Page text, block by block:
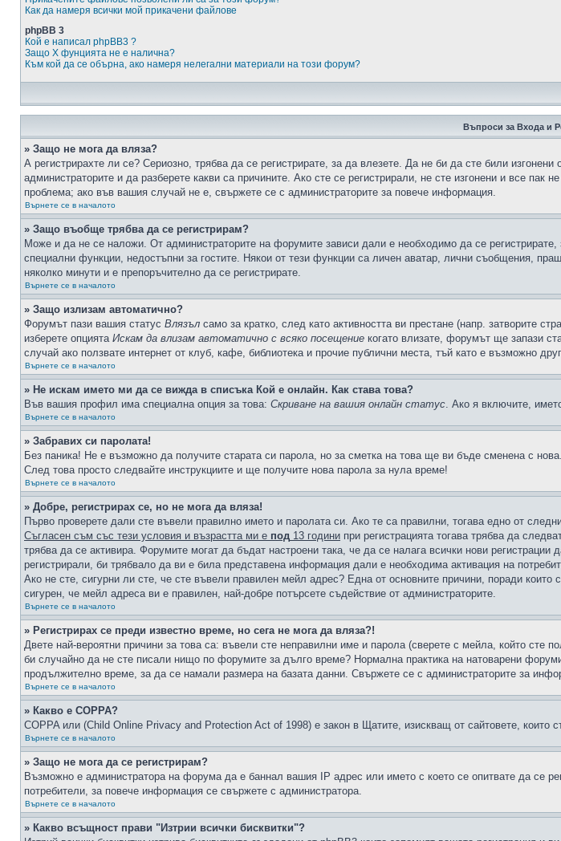
Как да намеря всички мой прикачени файлове
phpBB 3
Кой е написал phpBB3 ?
Защо X фунцията не е налична?
Към кой да се обърна, ако намеря нелегални материали на този форум?
Въпроси за Входа и
» Защо не мога да вляза?
А регистрирахте ли се? Сериозно, трябва да се регистрирате, за да влезете. Да не би да сте били
администраторите и да разберете какви са причините. Ако сте се регистрирали, не сте изгонени и все
проблема; ако във вашия случай не е, свържете се с администраторите за повече информация.
Върнете се в началото
» Защо въобще трябва да се регистрирам?
Може и да не се наложи. От администраторите на форумите зависи дали е необходимо да се
специални функции, недостъпни за гостите. Някои от тези функции са личен аватар, лични съобщения,
няколко минути и е препоръчително да се регистрирате.
Върнете се в началото
» Защо излизам автоматично?
Форумът пази вашия статус Влязъл само за кратко, след като активността ви престане (напр. затворите
изберете опцията Искам да влизам автоматично с всяко посещение когато влизате, форумът ще запази
случай ако ползвате интернет от клуб, кафе, библиотека и прочие публични места, тъй като е възможно
Върнете се в началото
» Не искам името ми да се вижда в списъка Кой е онлайн. Как става това?
Във вашия профил има специална опция за това: Скриване на вашия онлайн статус. Ако я включите,
Върнете се в началото
» Забравих си паролата!
Без паника! Не е възможно да получите старата си парола, но за сметка на това ще ви бъде сменена с
След това просто следвайте инструкциите и ще получите нова парола за нула време!
Върнете се в началото
» Добре, регистрирах се, но не мога да вляза!
Първо проверете дали сте въвели правилно името и паролата си. Ако те са правилни, тогава едно от
Съгласен съм със тези условия и възрастта ми е под 13 години при регистрацията тогава трябва да
трябва да се активира. Форумите могат да бъдат настроени така, че да се налага всички нови
регистрирали, би трябвало да ви е била представена информация дали е необходима активация на
Ако не сте, сигурни ли сте, че сте въвели правилен мейл адрес? Една от основните причини, поради
сигурен, че мейл адреса ви е правилен, най-добре потърсете съдействие от администраторите.
Върнете се в началото
» Регистрирах се преди известно време, но сега не мога да вляза?!
Двете най-вероятни причини за това са: въвели сте неправилни име и парола (сверете с мейла, който сте
би случайно да не сте писали нищо по форумите за дълго време? Нормална практика на натоварени
продължително време, за да се намали размера на базата данни. Свържете се с администраторите за
Върнете се в началото
» Какво е COPPA?
COPPA или (Child Online Privacy and Protection Act of 1998) е закон в Щатите, изискващ от сайтовете, които
Върнете се в началото
» Защо не мога да се регистрирам?
Възможно е администратора на форума да е баннал вашия IP адрес или името с което се опитвате да се
потребители, за повече информация се свържете с администратора.
Върнете се в началото
» Какво всъщност прави "Изтрии всички бисквитки"?